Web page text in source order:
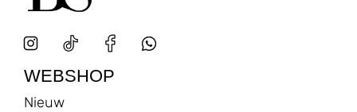
WEBSHOP
Nieuw